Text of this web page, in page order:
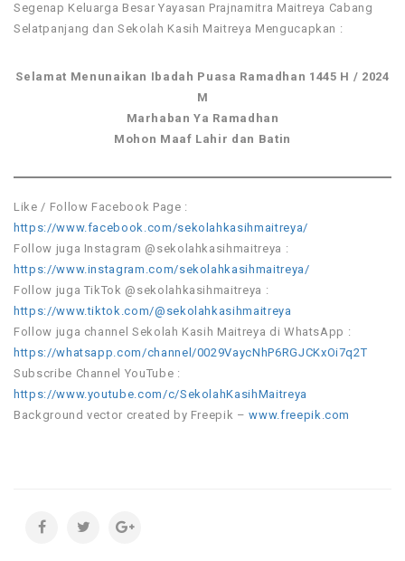
Segenap Keluarga Besar Yayasan Prajnamitra Maitreya Cabang
Selatpanjang dan Sekolah Kasih Maitreya​ Mengucapkan :
Selamat Menunaikan Ibadah Puasa Ramadhan 1445 H / 2024
M
Marhaban Ya Ramadhan
Mohon Maaf Lahir dan Batin
Like / Follow Facebook Page :
https://www.facebook.com/sekolahkasihmaitreya/
Follow juga Instagram @sekolahkasihmaitreya :
https://www.instagram.com/sekolahkasihmaitreya/
Follow juga TikTok @sekolahkasihmaitreya :
https://www.tiktok.com/@sekolahkasihmaitreya
Follow juga channel Sekolah Kasih Maitreya di WhatsApp :
https://whatsapp.com/channel/0029VaycNhP6RGJCKxOi7q2T
Subscribe Channel YouTube :
https://www.youtube.com/c/SekolahKasihMaitreya
Background vector created by Freepik –www.freepik.com